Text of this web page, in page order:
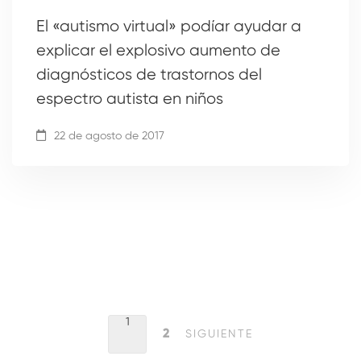
El «autismo virtual» podíar ayudar a
explicar el explosivo aumento de
diagnósticos de trastornos del
espectro autista en niños
22 de agosto de 2017
1
2 SIGUIENTE